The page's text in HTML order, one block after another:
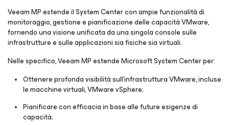
Veeam MP estende il System Center con ampie funzionalità di
monitoraggio, gestione e pianificazione delle capacità VMware,
fornendo una visione unificata da una singola console sulle
infrastrutture e sulle applicazioni sia fisiche sia virtuali.
Nelle specifico, Veeam MP estende Microsoft System Center per:
Ottenere profonda visibilità sull’infrastruttura VMware, incluse
le macchine virtuali, VMware vSphere;
Pianificare con efficacia in base alle future esigenze di
capacità;